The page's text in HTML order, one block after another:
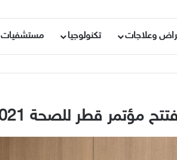
وعلاجات تكنولوجيا مستشفيات
قطر للصحة 2021 الافتراضي